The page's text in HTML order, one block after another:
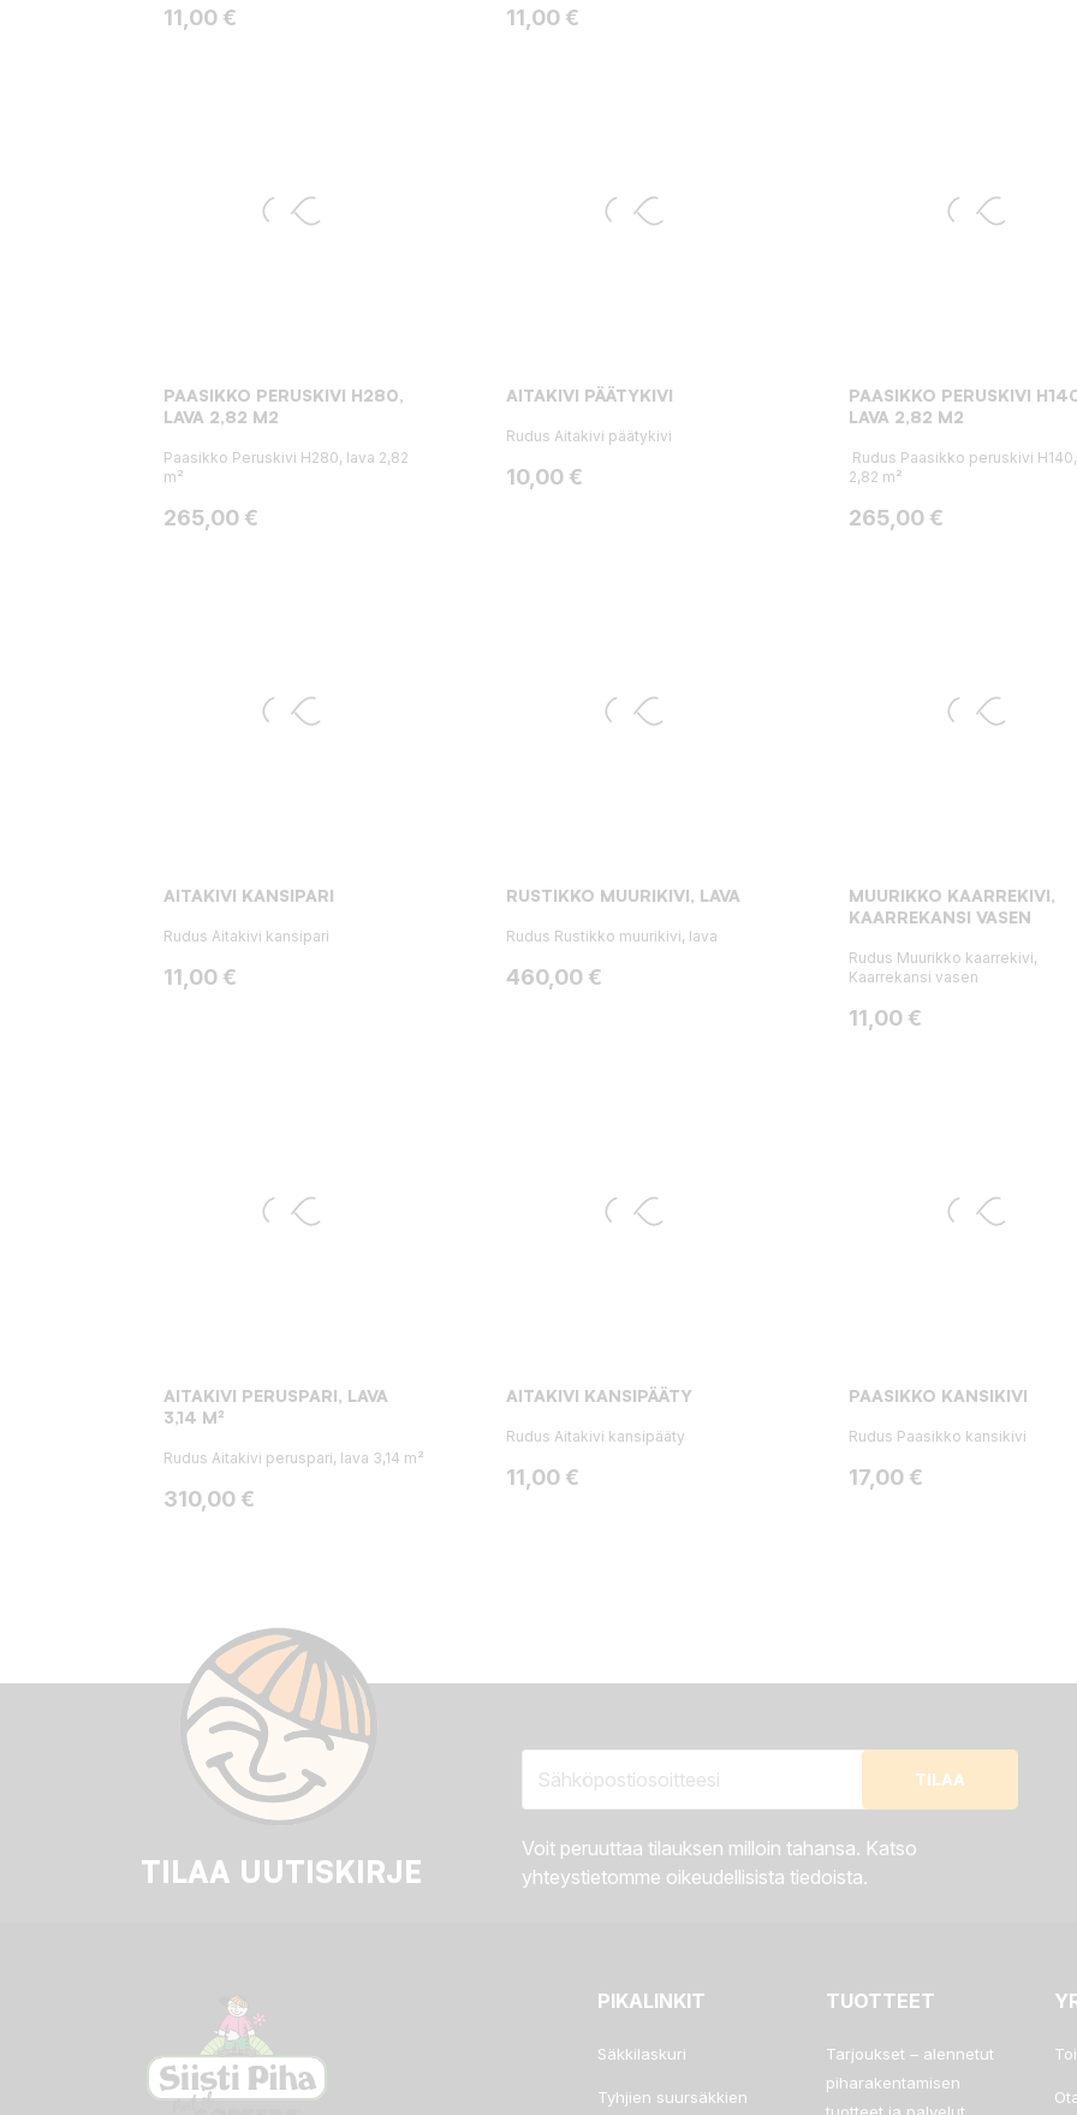
Hinta
11,00 € Hinta
11,00 €
PAASIKKO PERUSKIVI H280,
LAVA 2,82 M2
Paasikko Peruskivi H280, lava 2,82
m²
Hinta
265,00 €
AITAKIVI PÄÄTYKIVI
Rudus Aitakivi päätykivi
Hinta
10,00 €
PAASIKKO PERUSKIVI
LAVA 2,82 M2
Rudus Paasikko peruskivi
2,82 m²
Hinta
265,00 €
AITAKIVI KANSIPARI
Rudus Aitakivi kansipari
Hinta
11,00 €
RUSTIKKO MUURIKIVI, LAVA
Rudus Rustikko muurikivi, lava
Hinta
460,00 €
MUURIKKO KAARREKIVI,
KAARREKANSI VASEN
Rudus Muurikko kaarrekivi,
Kaarrekansi vasen
Hinta
11,00 €
AITAKIVI PERUSPARI, LAVA
3,14 M²
Rudus Aitakivi peruspari, lava 3,14 m²
Hinta
310,00 €
AITAKIVI KANSIPÄÄTY
Rudus Aitakivi kansipääty
Hinta
11,00 €
PAASIKKO KANSIKIVI
Rudus Paasikko kansikivi
Hinta
17,00 €
TILAA UUTISKIRJE
Voit peruuttaa tilauksen milloin tahansa. Katso
yhteystietomme oikeudellisista tiedoista.
PIKALINKIT
Säkkilaskuri
Tyhjien suursäkkien
TUOTTEET
Tarjoukset – alennetut
piharakentamisen